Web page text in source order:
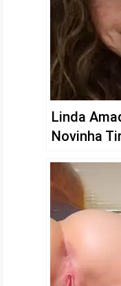
Linda
Novinha